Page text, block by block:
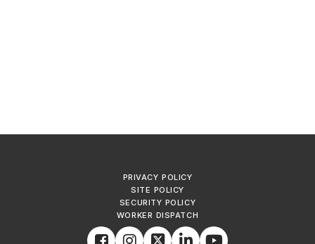
PRIVACY POLICY
SITE POLICY
SECURITY POLICY
WORKER DISPATCH